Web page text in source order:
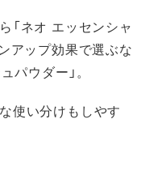
「ネオ エッセンシャ
アップ効果で選ぶな
パウダー」。
使い分けもしやす